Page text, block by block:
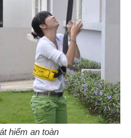
hiểm an toàn